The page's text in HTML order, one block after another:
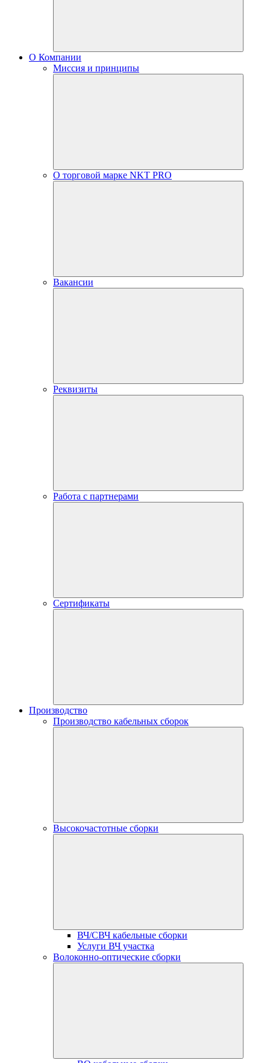
О Компании
Миссия и принципы
О торговой марке NKT PRO
Вакансии
Реквизиты
Работа с партнерами
Сертификаты
Производство
Производство кабельных сборок
Высокочастотные сборки
ВЧ/СВЧ кабельные сборки
Услуги ВЧ участка
Волоконно-оптические сборки